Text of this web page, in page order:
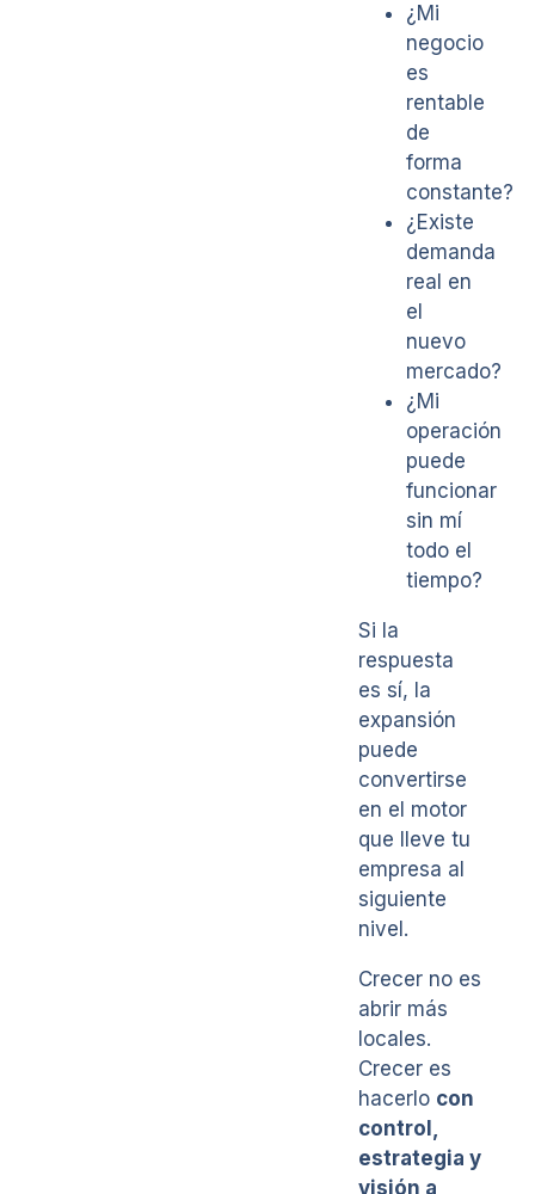
¿Mi
negocio
es
rentable
de
forma
constante?
¿Existe
demanda
real en
el
nuevo
mercado?
¿Mi
operación
puede
funcionar
sin mí
todo el
tiempo?
Si la
respuesta
es sí, la
expansión
puede
convertirse
en el motor
que lleve tu
empresa al
siguiente
nivel.
Crecer no es
abrir más
locales.
Crecer es
hacerlo con
control,
estrategia y
visión a